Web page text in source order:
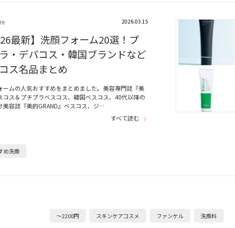
2026.03.15
最新】洗顔フォーム20選！プ
・デパコス・韓国ブランドなど
ス名品まとめ
ームの人気おすすめをまとめました。美容専門誌『美
コス＆プチプラベスコス、韓国ベスコス、40代以降の
美容誌『美的GRAND』ベスコス、ジ…
すべて読む
め洗顔
～2200円 スキンケアコスメ ファンケル 洗顔料